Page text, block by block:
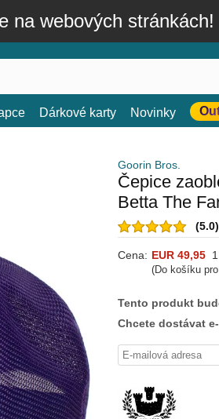
na webových stránkách!
Dárkové karty Novinky
Goorin Bros.
Čepice
Betta The
(5.0)
Cena: EUR 49,95
(Do košíku
Tento produkt
Chcete dostávat